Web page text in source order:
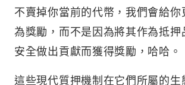
不賣掉你當前的代幣，我們會給你
為獎勵，而不是因為將其作為抵押
安全做出貢獻而獲得獎勵，哈哈。
這些現代質押機制在它們所屬的生